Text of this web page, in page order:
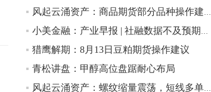
2.5%，棕榈油涨近2%，菜粕涨1.54%。
10:17
【研报精选】国内期货机构对8月5日的原
油期货走势预测
风起云涌资产：商品期货部分品种操作建议（焦炭，棕榈油，PTA，豆油）
小美金融：产业早报 | 社融数据不及预期，今日期市影响几何
猎鹰解期：8月13日豆粕期货操作建议
青松讲盘：甲醇高位盘踞耐心布局
风起云涌资产：螺纹缩量震荡，短线多单逢高离场